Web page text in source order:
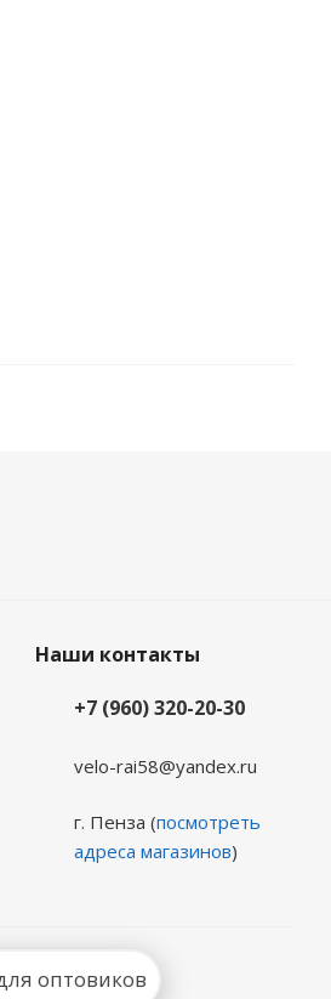
Наши контакты
+7 (960) 320-20-30
velo-rai58@yandex.ru
г. Пенза (посмотреть
адреса магазинов)
оптовиков